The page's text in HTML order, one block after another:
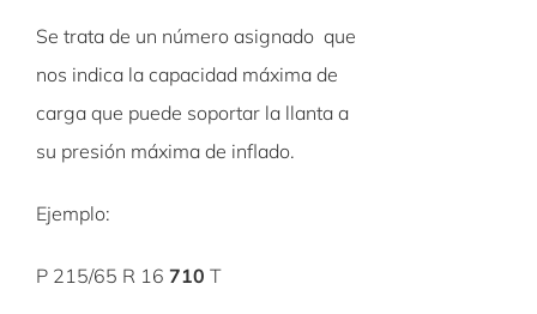
Se trata de un número asignado que
nos indica la capacidad máxima de
carga que puede soportar la llanta a
su presión máxima de inflado.
Ejemplo:
P 215/65 R 16 710 T